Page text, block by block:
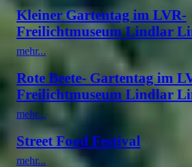
Kleiner Gartentag im LVR-
Freilichtmuseum Lindlar
mehr...
Rote Beete- Gartentag im
Freilichtmuseum Lindlar
mehr...
Street Food Festival
mehr...